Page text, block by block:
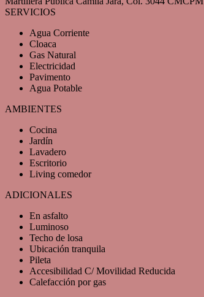
SERVICIOS
Agua Corriente
Cloaca
Gas Natural
Electricidad
Pavimento
Agua Potable
AMBIENTES
Cocina
Jardín
Lavadero
Escritorio
Living comedor
ADICIONALES
En asfalto
Luminoso
Techo de losa
Ubicación tranquila
Pileta
Accesibilidad C/ Movilidad Reducida
Calefacción por gas